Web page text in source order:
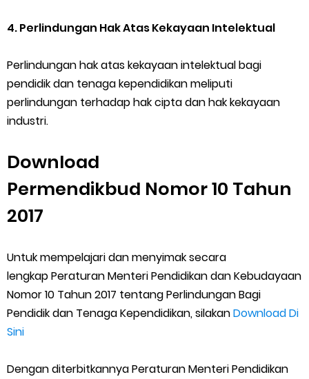
4. Perlindungan Hak Atas Kekayaan Intelektual
Perlindungan hak atas kekayaan intelektual bagi
pendidik dan tenaga kependidikan meliputi
perlindungan terhadap hak cipta dan hak kekayaan
industri.
Download
Permendikbud Nomor 10 Tahun
2017
Untuk mempelajari dan menyimak secara
lengkapPeraturan Menteri Pendidikan dan Kebudayaan
Nomor 10 Tahun 2017 tentang Perlindungan Bagi
Pendidik dan Tenaga Kependidikan, silakanDownload Di
Sini
Dengan diterbitkannya Peraturan Menteri Pendidikan